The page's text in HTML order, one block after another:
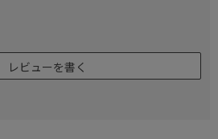
レビューを書く